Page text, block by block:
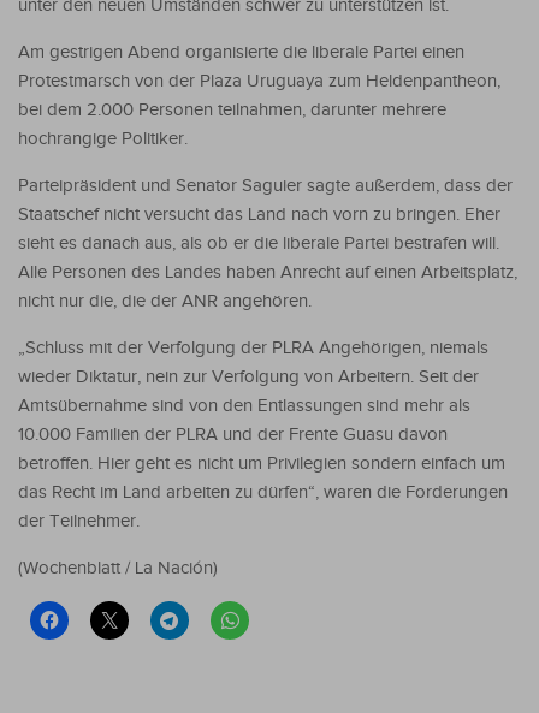
unter den neuen Umständen schwer zu unterstützen ist.
Am gestrigen Abend organisierte die liberale Partei einen
Protestmarsch von der Plaza Uruguaya zum Heldenpantheon,
bei dem 2.000 Personen teilnahmen, darunter mehrere
hochrangige Politiker.
Parteipräsident und Senator Saguier sagte außerdem, dass der
Staatschef nicht versucht das Land nach vorn zu bringen. Eher
sieht es danach aus, als ob er die liberale Partei bestrafen will.
Alle Personen des Landes haben Anrecht auf einen Arbeitsplatz,
nicht nur die, die der ANR angehören.
„Schluss mit der Verfolgung der PLRA Angehörigen, niemals
wieder Diktatur, nein zur Verfolgung von Arbeitern. Seit der
Amtsübernahme sind von den Entlassungen sind mehr als
10.000 Familien der PLRA und der Frente Guasu davon
betroffen. Hier geht es nicht um Privilegien sondern einfach um
das Recht im Land arbeiten zu dürfen“, waren die Forderungen
der Teilnehmer.
(Wochenblatt / La Nación)